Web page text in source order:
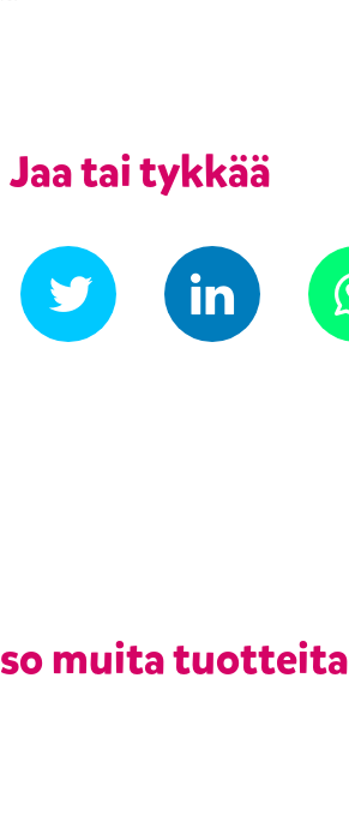
Jaa tai tykkää
muita tuotteita